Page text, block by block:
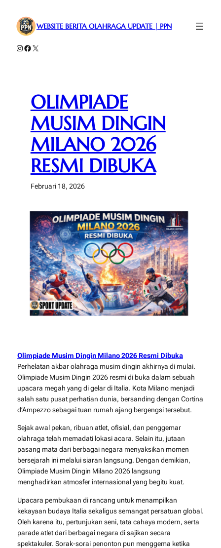
konten
WEBSITE BERITA OLAHRAGA UPDATE | PPN
Instagram
Facebook
X
OLIMPIADE
MUSIM DINGIN
MILANO 2026
RESMI DIBUKA
Februari 18, 2026
Olimpiade Musim Dingin Milano 2026 Resmi Dibuka
Perhelatan akbar olahraga musim dingin akhirnya di mulai.
Olimpiade Musim Dingin 2026resmi di buka dalam sebuah
upacara megah yang di gelar di Italia. Kota Milanomenjadi
salah satu pusat perhatian dunia, bersanding dengan Cortina
d’Ampezzo sebagai tuan rumah ajang bergengsi tersebut.
Sejak awal pekan, ribuan atlet, ofisial, dan penggemar
olahraga telah memadati lokasi acara. Selain itu, jutaan
pasang mata dari berbagai negara menyaksikan momen
bersejarah ini melalui siaran langsung. Dengan demikian,
Olimpiade Musim Dingin Milano 2026 langsung
menghadirkan atmosfer internasional yang begitu kuat.
Upacara pembukaan di rancang untuk menampilkan
kekayaan budaya Italia sekaligus semangat persatuan global.
Oleh karena itu, pertunjukan seni, tata cahaya modern, serta
parade atlet dari berbagai negara di sajikan secara
spektakuler. Sorak-sorai penonton pun menggema ketika